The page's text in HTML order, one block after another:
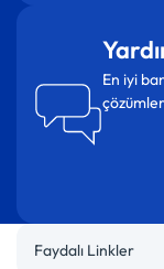
En iyi
Faydalı Linkler